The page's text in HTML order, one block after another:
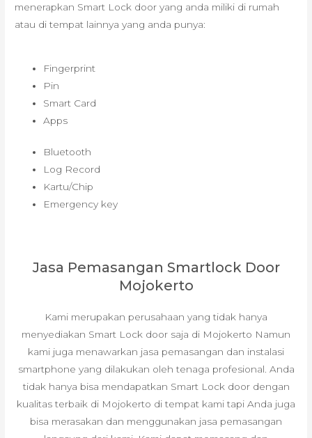
menerapkan Smart Lock door yang anda miliki di rumah
atau di tempat lainnya yang anda punya:
Fingerprint
Pin
Smart Card
Apps
Bluetooth
Log Record
Kartu/Chip
Emergency key
Jasa Pemasangan Smartlock Door
Mojokerto
Kami merupakan perusahaan yang tidak hanya
menyediakan Smart Lock door saja di Mojokerto Namun
kami juga menawarkan jasa pemasangan dan instalasi
smartphone yang dilakukan oleh tenaga profesional. Anda
tidak hanya bisa mendapatkan Smart Lock door dengan
kualitas terbaik di Mojokerto di tempat kami tapi Anda juga
bisa merasakan dan menggunakan jasa pemasangan